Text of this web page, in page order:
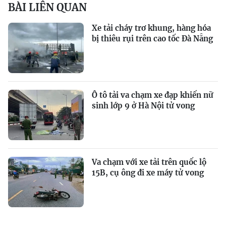
BÀI LIÊN QUAN
Xe tải cháy trơ khung, hàng hóa
bị thiêu rụi trên cao tốc Đà Nẵng
Ô tô tải va chạm xe đạp khiến nữ
sinh lớp 9 ở Hà Nội tử vong
Va chạm với xe tải trên quốc lộ
15B, cụ ông đi xe máy tử vong